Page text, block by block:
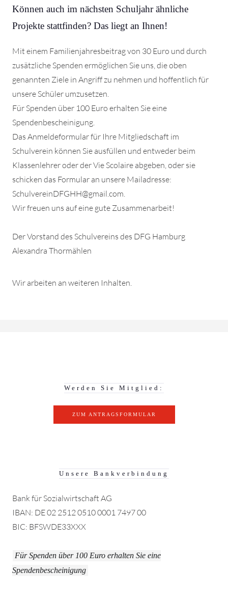
Können auch im nächsten Schuljahr ähnliche
Projekte stattfinden? Das liegt an Ihnen!
Mit einem Familienjahresbeitrag von 30 Euro und durch
zusätzliche Spenden ermöglichen Sie uns, die oben
genannten Ziele in Angriff zu nehmen und hoffentlich für
unsere Schüler umzusetzen.
Für Spenden über 100 Euro erhalten Sie eine
Spendenbescheinigung.
Das Anmeldeformular für Ihre Mitgliedschaft im
Schulverein können Sie ausfüllen und entweder beim
Klassenlehrer oder der Vie Scolaire abgeben, oder sie
schicken das Formular an unsere Mailadresse:
SchulvereinDFGHH@gmail.com.
Wir freuen uns auf eine gute Zusammenarbeit!
Der Vorstand des Schulvereins des DFG Hamburg
Alexandra Thormählen
Wir arbeiten an weiteren Inhalten.
Werden Sie Mitglied:
ZUM ANTRAGSFORMULAR
Unsere Bankverbindung
Bank für Sozialwirtschaft AG
IBAN: DE 02 2512 0510 0001 7497 00
BIC: BFSWDE33XXX
Für Spenden über 100 Euro erhalten Sie eine
Spendenbescheinigung